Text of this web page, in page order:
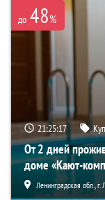
до 48%
21:25:16
От 2 дней
доме «Кают-
Ленинградская обл.,